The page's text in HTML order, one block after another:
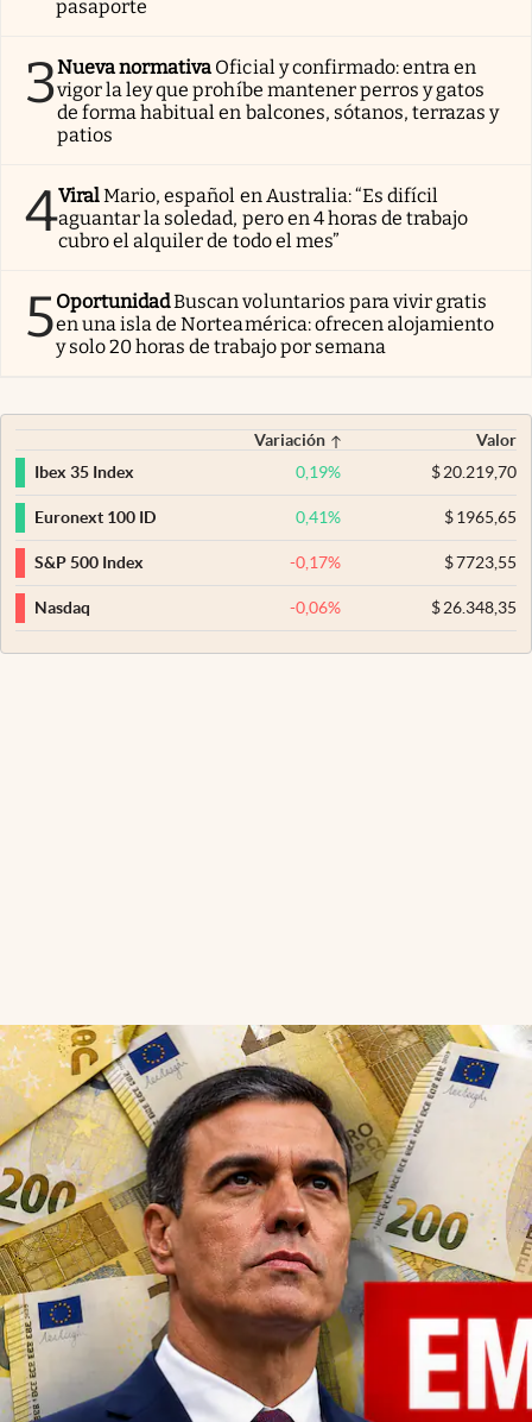
pasaporte
3Nueva normativa Oficial y confirmado: entra en
vigor la ley que prohíbe mantener perros y gatos
de forma habitual en balcones, sótanos, terrazas y
patios
4ViralMario, español en Australia: “Es difícil
aguantar la soledad, pero en 4 horas de trabajo
cubro el alquiler de todo el mes”
5OportunidadBuscan voluntarios para vivir gratis
en una isla de Norteamérica: ofrecen alojamiento
y solo 20 horas de trabajo por semana
Variación
Valor
Ibex 35 Index
0,19% $20.219,70
Euronext 100 ID 0,41% $1965,65
S&P 500 Index -0,17% $7723,55
Nasdaq -0,06% $26.348,35